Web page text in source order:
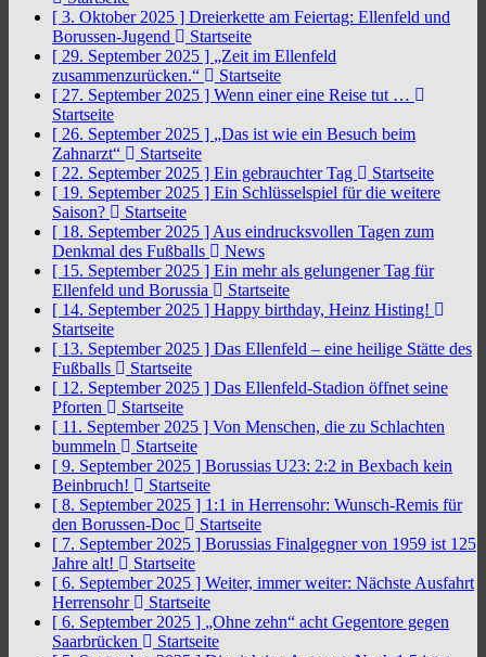
[ 3. Oktober 2025 ] Dreierkette am Feiertag: Ellenfeld und
Borussen-Jugend
Startseite
[ 29. September 2025 ] „Zeit im Ellenfeld
zusammenzurücken.“
Startseite
[ 27. September 2025 ] Wenn einer eine Reise tut …
Startseite
[ 26. September 2025 ] „Das ist wie ein Besuch beim
Zahnarzt“
Startseite
[ 22. September 2025 ] Ein gebrauchter Tag
Startseite
[ 19. September 2025 ] Ein Schlüsselspiel für die weitere
Saison?
Startseite
[ 18. September 2025 ] Aus eindrucksvollen Tagen zum
Denkmal des Fußballs
News
[ 15. September 2025 ] Ein mehr als gelungener Tag für
Ellenfeld und Borussia
Startseite
[ 14. September 2025 ] Happy birthday, Heinz Histing!
Startseite
[ 13. September 2025 ] Das Ellenfeld – eine heilige Stätte des
Fußballs
Startseite
[ 12. September 2025 ] Das Ellenfeld-Stadion öffnet seine
Pforten
Startseite
[ 11. September 2025 ] Von Menschen, die zu Schlachten
bummeln
Startseite
[ 9. September 2025 ] Borussias U23: 2:2 in Bexbach kein
Beinbruch!
Startseite
[ 8. September 2025 ] 1:1 in Herrensohr: Wunsch-Remis für
den Borussen-Doc
Startseite
[ 7. September 2025 ] Borussias Finalgegner von 1959 ist 125
Jahre alt!
Startseite
[ 6. September 2025 ] Weiter, immer weiter: Nächste Ausfahrt
Herrensohr
Startseite
[ 6. September 2025 ] „Ohne zehn“ acht Gegentore gegen
Saarbrücken
Startseite